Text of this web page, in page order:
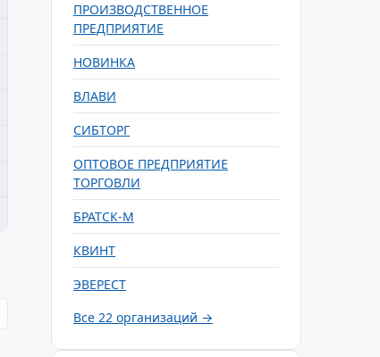
ПРОИЗВОДСТВЕННОЕ
ПРЕДПРИЯТИЕ
НОВИНКА
ВЛАВИ
СИБТОРГ
ОПТОВОЕ ПРЕДПРИЯТИЕ
ТОРГОВЛИ
БРАТСК-М
КВИНТ
ЭВЕРЕСТ
Все 22 организаций →